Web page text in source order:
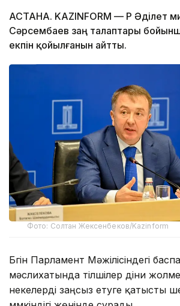
АСТАНА. KAZINFORM — ҚР Әділет
Сәрсембаев заң талаптары
екпін қойылғанын айтты.
Фото: Солтан Жексенбеков/Kazinform
Бүгін Парламент Мәжілісіндегі
мәслихатында тілшілер діни
некелерді заңсыз етуге қатысты